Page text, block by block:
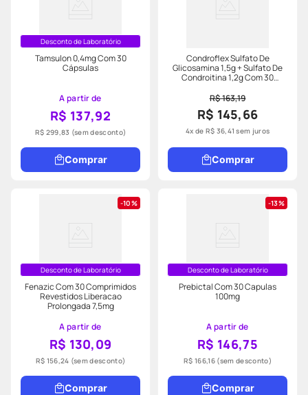
Desconto de Laboratório
Tamsulon 0,4mg Com 30
Cápsulas
A partir de
R$ 137,92
R$ 299,83 (sem desconto)
Comprar
Condroflex Sulfato De
Glicosamina 1,5g + Sulfato De
Condroitina 1,2g Com 30
R$ 163,19
R$ 145,66
4x de R$ 36,41 sem juros
Comprar
10%
Desconto de Laboratório
Fenazic Com 30 Comprimidos
Revestidos Liberacao
Prolongada 7,5mg
A partir de
R$ 130,09
R$ 156,24 (sem desconto)
Comprar
13%
Desconto de Laboratório
Prebictal Com 30 Capulas
100mg
A partir de
R$ 146,75
R$ 166,16 (sem desconto)
Comprar